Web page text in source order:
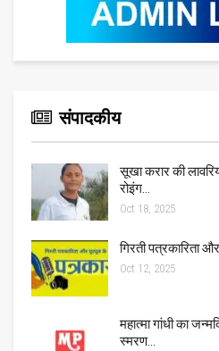
संपादकीय
सूखा करार की
रोइंग…
Oct 18, 2025
गिरती पत्रकारिता
Oct 12, 2025
महात्मा गांधी का
स्मरण…